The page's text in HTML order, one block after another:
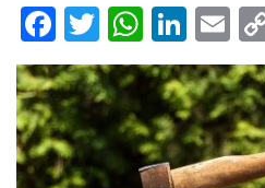
Facebook
Twitter